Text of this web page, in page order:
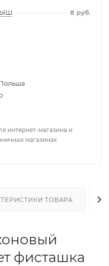
8 руб.
интернет-магазина и
магазинах
ТОВАРА
фисташка